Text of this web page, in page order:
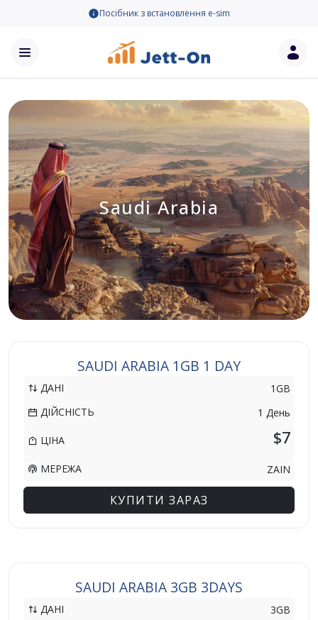
Посібник з встановлення e-sim
Saudi Arabia
SAUDI ARABIA 1GB 1 DAY
ДАНІ
1GB
ДІЙСНІСТЬ
1 День
ЦІНА $7
МЕРЕЖА ZAIN
КУПИТИ ЗАРАЗ
SAUDI ARABIA 3GB 3DAYS
ДАНІ
3GB